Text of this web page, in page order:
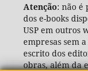
Atenção: não é
dos e-books
USP em outros
empresas sem
escrito dos
obras, além da